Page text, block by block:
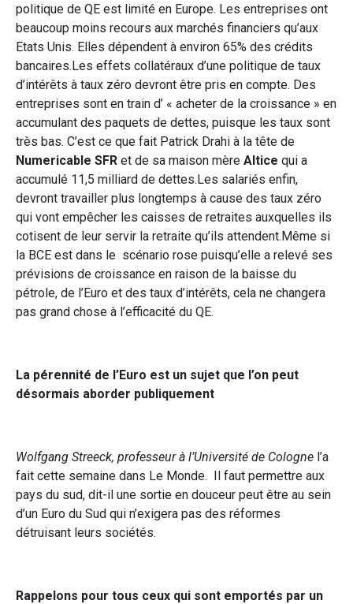
politique de QE est limité en Europe. Les entreprises ont
beaucoup moins recours aux marchés financiers qu’aux
Etats Unis. Elles dépendent à environ 65% des crédits
bancaires.Les effets collatéraux d’une politique de taux
d’intérêts à taux zéro devront être pris en compte. Des
entreprises sont en train d’ « acheter de la croissance » en
accumulant des paquets de dettes, puisque les taux sont
très bas. C’est ce que fait Patrick Drahi à la tête de
Numericable SFR et de sa maison mère Altice qui a
accumulé 11,5 milliard de dettes.Les salariés enfin,
devront travailler plus longtemps à cause des taux zéro
qui vont empêcher les caisses de retraites auxquelles ils
cotisent de leur servir la retraite qu’ils attendent.Même si
la BCE est dans le scénario rose puisqu’elle a relevé ses
prévisions de croissance en raison de la baisse du
pétrole, de l’Euro et des taux d’intérêts, cela ne changera
pas grand chose à l’efficacité du QE.
La pérennité de l’Euro est un sujet que l’on peut
désormais aborder publiquement
Wolfgang Streeck, professeur à l’Université de Cologne l’a
fait cette semaine dans Le Monde. Il faut permettre aux
pays du sud, dit-il une sortie en douceur peut être au sein
d’un Euro du Sud qui n’exigera pas des réformes
détruisant leurs sociétés.
Rappelons pour tous ceux qui sont emportés par un